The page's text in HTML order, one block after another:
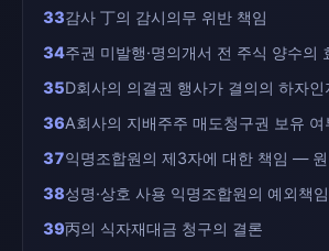
33감사 丁의 감시의무 위반 책임
34주권 미발행·명의개서 전 주식 양수의
35D회사의 의결권 행사가 결의의 하자인
36A회사의 지배주주 매도청구권 보유 여
37익명조합원의 제3자에 대한 책임 — 원
38성명·상호 사용 익명조합원의 예외책임
39丙의 식자재대금 청구의 결론